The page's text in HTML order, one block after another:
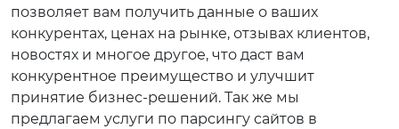
позволяет вам получить данные о ваших
конкурентах, ценах на рынке, отзывах клиентов,
новостях и многое другое, что даст вам
конкурентное преимущество и улучшит
принятие бизнес-решений. Так же мы
предлагаем услуги по парсингу сайтов в